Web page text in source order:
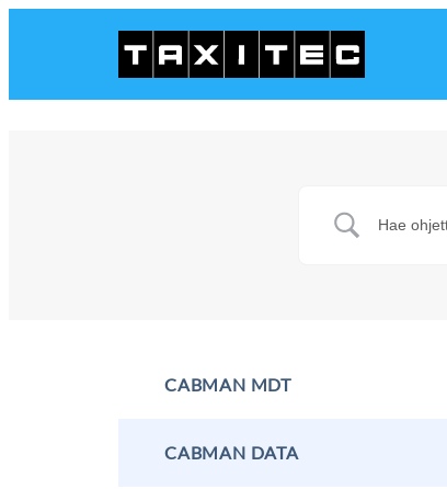
CABMAN MDT
CABMAN DATA